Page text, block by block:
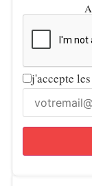
j'accepte les